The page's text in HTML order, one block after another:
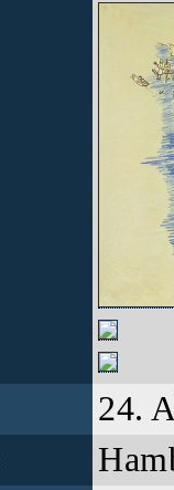
24.